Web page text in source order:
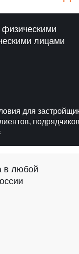
для
подрядчиков
физическими
лицами
в любой